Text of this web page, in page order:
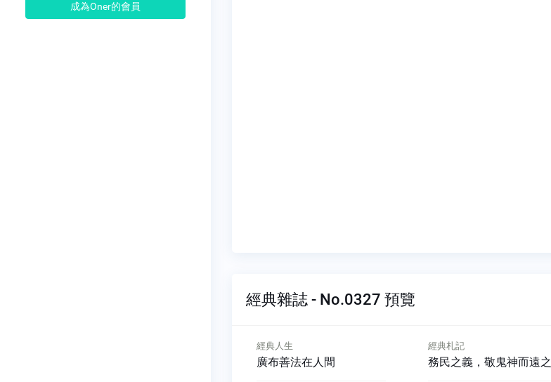
成為Oner的會員
經典雜誌 - No.0327 預覽
經典人生
廣布善法在人間
經典札記
務民之義，敬鬼神而遠之